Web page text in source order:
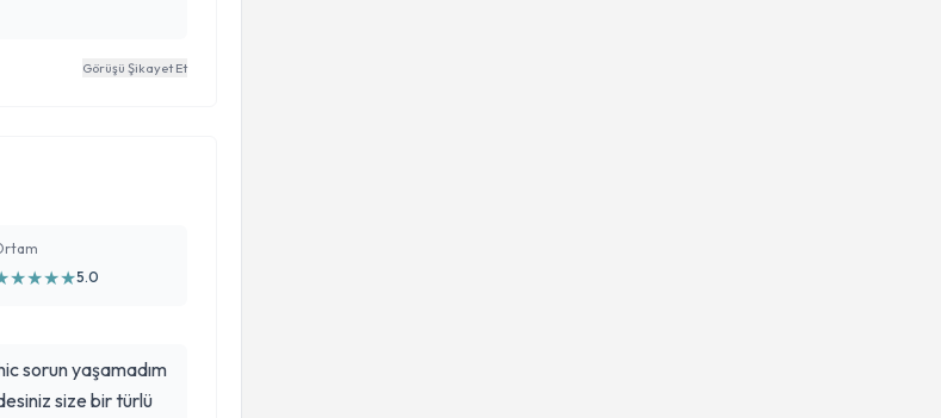
Ameliyat
çok teşekkürGörüşü Şikayet Et
★★★★5.0
sorun yaşamadım
size bir türlü